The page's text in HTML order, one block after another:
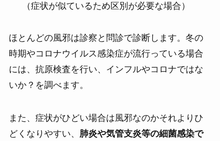
（症状が似ているため区別が必要な場合）
ほとんどの風邪は診察と問診で診断します。冬の
時期やコロナウイルス感染症が流行っている場合
には、抗原検査を行い、インフルやコロナではな
いか？を調べます。
また、症状がひどい場合は風邪なのかそれよりひ
どくなりやすい、 肺炎や気管支炎等の細菌感染で